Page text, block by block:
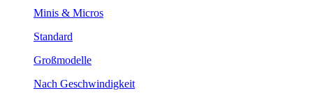
Minis & Micros
Standard
Großmodelle
Nach Geschwindigkeit